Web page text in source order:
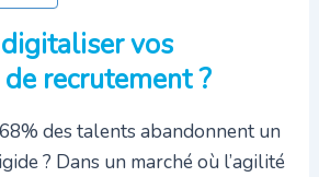
vos
recrutement ?
des talents abandonnent un
? Dans un marché où l’agilité